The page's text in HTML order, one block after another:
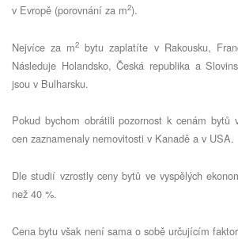
v Evropě (porovnání za m2).
Nejvíce za m2 bytu zaplatíte v Rakousku,
Následuje Holandsko, Česká republika a
jsou v Bulharsku.
Pokud bychom obrátili pozornost k cenám bytů
cen zaznamenaly nemovitosti v Kanadě a v USA.
Dle studií vzrostly ceny bytů ve vyspělých
než 40 %.
Cena bytu však není sama o sobě určujícím